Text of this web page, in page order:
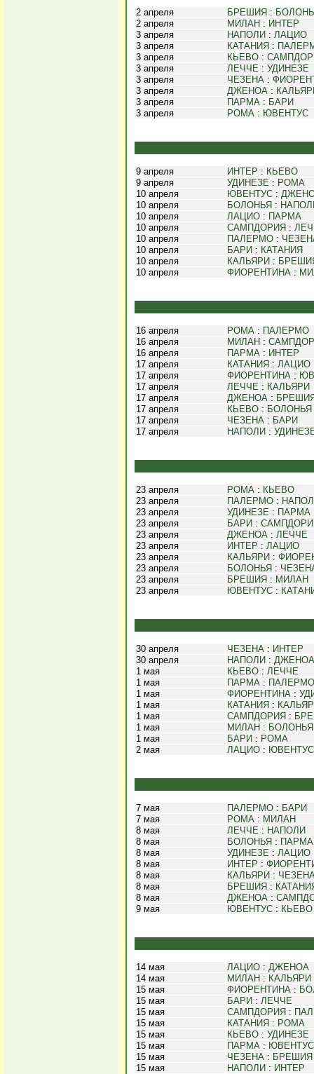
2 апреля БРЕШИЯ :
2 апреля
МИЛАН : ИНТЕР
3 апреля
НАПОЛИ : ЛАЦИО
3 апреля
КАТАНИЯ :
3 апреля
КЬЕВО :
3 апреля
ЛЕЧЧЕ : УДИНЕЗЕ
3 апреля
ЧЕЗЕНА :
3 апреля
ДЖЕНОА :
3 апреля
ПАРМА : БАРИ
3 апреля
РОМА : ЮВЕНТУС
9 апреля ИНТЕР : КЬЕВО
9 апреля
УДИНЕЗЕ : РОМА
10 апреля
ЮВЕНТУС :
10 апреля
БОЛОНЬЯ :
10 апреля
ЛАЦИО : ПАРМА
10 апреля
САМПДОРИЯ :
10 апреля
ПАЛЕРМО :
10 апреля
БАРИ : КАТАНИЯ
10 апреля
КАЛЬЯРИ :
10 апреля
ФИОРЕНТИНА :
16 апреля РОМА : ПАЛЕРМО
16 апреля
МИЛАН :
16 апреля
ПАРМА : ИНТЕР
17 апреля
КАТАНИЯ : ЛАЦИО
17 апреля
ФИОРЕНТИНА :
17 апреля
ЛЕЧЧЕ : КАЛЬЯРИ
17 апреля
ДЖЕНОА :
17 апреля
КЬЕВО : БОЛОНЬЯ
17 апреля
ЧЕЗЕНА : БАРИ
17 апреля
НАПОЛИ :
23 апреля РОМА : КЬЕВО
23 апреля
ПАЛЕРМО :
23 апреля
УДИНЕЗЕ : ПАРМА
23 апреля
БАРИ :
23 апреля
ДЖЕНОА : ЛЕЧЧЕ
23 апреля
ИНТЕР : ЛАЦИО
23 апреля
КАЛЬЯРИ :
23 апреля
БОЛОНЬЯ :
23 апреля
БРЕШИЯ : МИЛАН
23 апреля
ЮВЕНТУС :
30 апреля ЧЕЗЕНА : ИНТЕР
30 апреля
НАПОЛИ : ДЖЕНОА
1 мая
КЬЕВО : ЛЕЧЧЕ
1 мая
ПАРМА : ПАЛЕРМО
1 мая
ФИОРЕНТИНА :
1 мая
КАТАНИЯ :
1 мая
САМПДОРИЯ :
1 мая
МИЛАН : БОЛОНЬЯ
1 мая
БАРИ : РОМА
2 мая
ЛАЦИО : ЮВЕНТУС
7 мая ПАЛЕРМО : БАРИ
7 мая
РОМА : МИЛАН
8 мая
ЛЕЧЧЕ : НАПОЛИ
8 мая
БОЛОНЬЯ : ПАРМА
8 мая
УДИНЕЗЕ : ЛАЦИО
8 мая
ИНТЕР :
8 мая
КАЛЬЯРИ :
8 мая
БРЕШИЯ :
8 мая
ДЖЕНОА :
9 мая
ЮВЕНТУС : КЬЕВО
14 мая ЛАЦИО : ДЖЕНОА
14 мая
МИЛАН : КАЛЬЯРИ
15 мая
ФИОРЕНТИНА :
15 мая
БАРИ : ЛЕЧЧЕ
15 мая
САМПДОРИЯ :
15 мая
КАТАНИЯ : РОМА
15 мая
КЬЕВО : УДИНЕЗЕ
15 мая
ПАРМА : ЮВЕНТУС
15 мая
ЧЕЗЕНА : БРЕШИЯ
15 мая
НАПОЛИ : ИНТЕР